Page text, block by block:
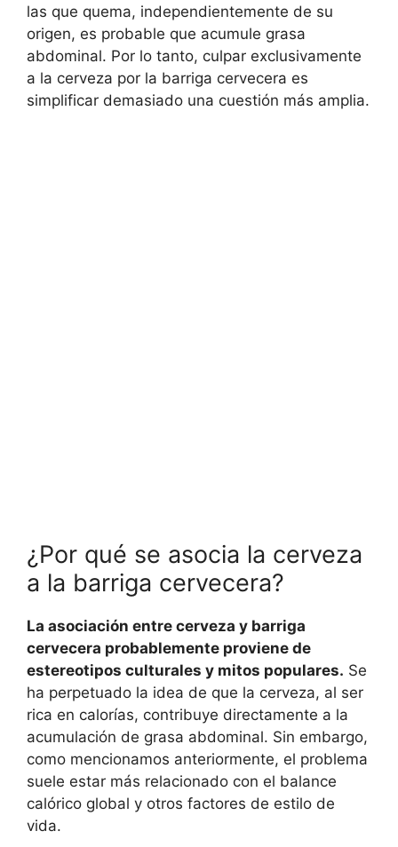
las que quema, independientemente de su
origen, es probable que acumule grasa
abdominal. Por lo tanto, culpar exclusivamente
a la cerveza por la barriga cervecera es
simplificar demasiado una cuestión más amplia.
¿Por qué se asocia la cerveza
a la barriga cervecera?
La asociación entre cerveza y barriga
cervecera probablemente proviene de
estereotipos culturales y mitos populares. Se
ha perpetuado la idea de que la cerveza, al ser
rica en calorías, contribuye directamente a la
acumulación de grasa abdominal. Sin embargo,
como mencionamos anteriormente, el problema
suele estar más relacionado con el balance
calórico global y otros factores de estilo de
vida.